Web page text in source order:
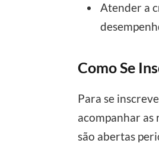
Atender a
Como Se
Para se
acompanhar as
são abertas